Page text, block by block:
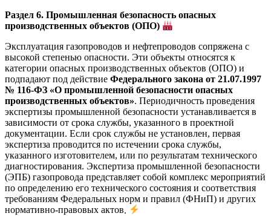
Раздел 6. Промышленная безопасность опасных
производственных объектов (ОПО)
Эксплуатация газопроводов и нефтепроводов сопряжена с
высокой степенью опасности. Эти объекты относятся к
категории опасных производственных объектов (ОПО) и
подпадают под действие Федерального закона от 21.07.1997
№ 116-ФЗ «О промышленной безопасности опасных
производственных объектов». Периодичность проведения
экспертизы промышленной безопасности устанавливается в
зависимости от срока службы, указанного в проектной
документации. Если срок службы не установлен, первая
экспертиза проводится по истечении срока службы,
указанного изготовителем, или по результатам технического
диагностирования. Экспертиза промышленной безопасности
(ЭПБ) газопровода представляет собой комплекс мероприятий
по определению его технического состояния и соответствия
требованиям Федеральных норм и правил (ФНиП) и других
нормативно-правовых актов.